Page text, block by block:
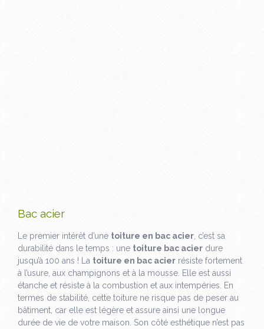
Bac acier
Le premier intérêt d’une toiture en bac acier , c’est sa
durabilité dans le temps : une toiture bac acier dure
jusqu’à 100 ans ! La toiture en bac acier résiste fortement
à l’usure, aux champignons et à la mousse. Elle est aussi
étanche et résiste à la combustion et aux intempéries. En
termes de stabilité, cette toiture ne risque pas de peser au
bâtiment, car elle est légère et assure ainsi une longue
durée de vie de votre maison. Son côté esthétique n’est pas